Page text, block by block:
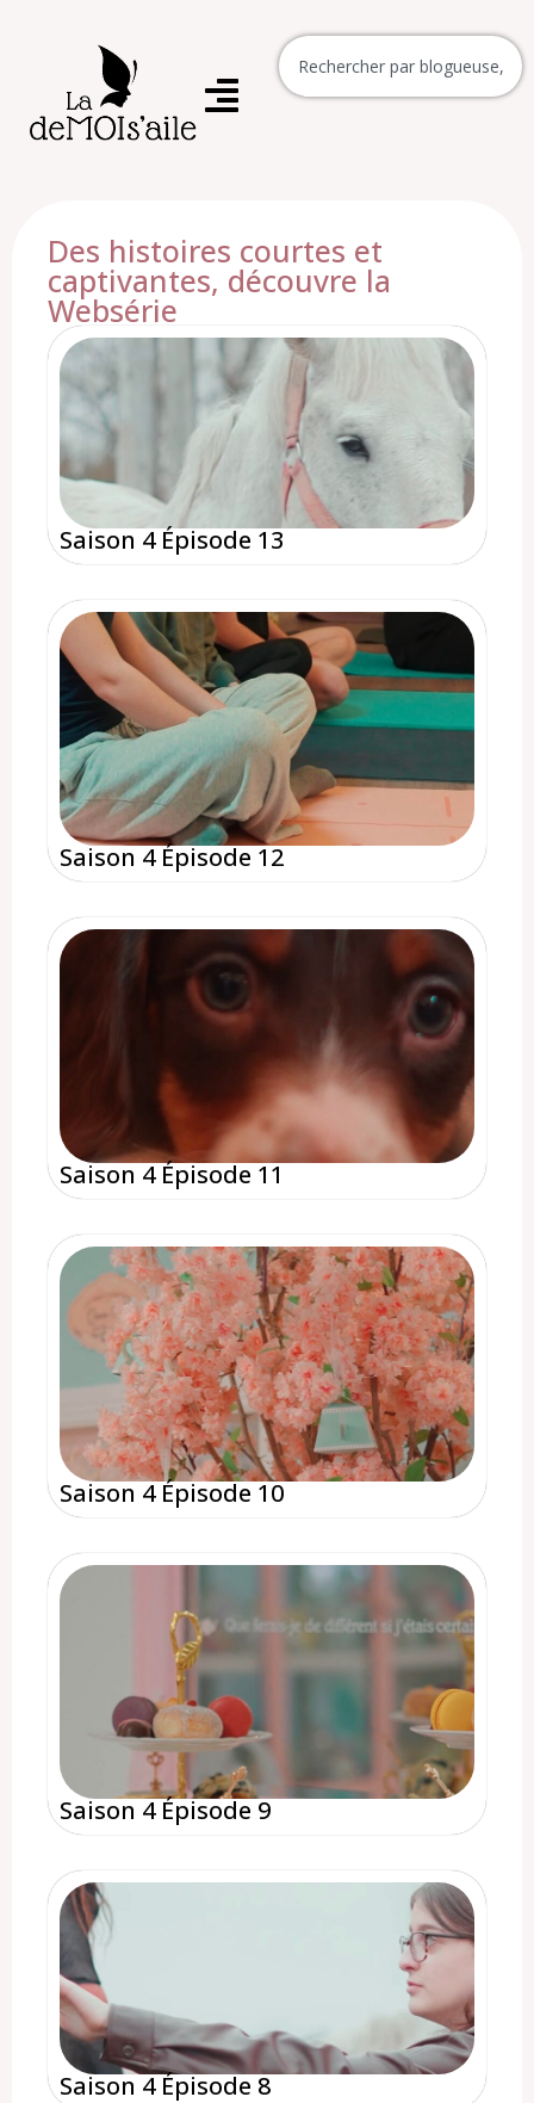
Des histoires courtes et
captivantes, découvre la
Websérie
Saison 4 Épisode 13
Saison 4 Épisode 12
Saison 4 Épisode 11
Saison 4 Épisode 10
Saison 4 Épisode 9
Saison 4 Épisode 8